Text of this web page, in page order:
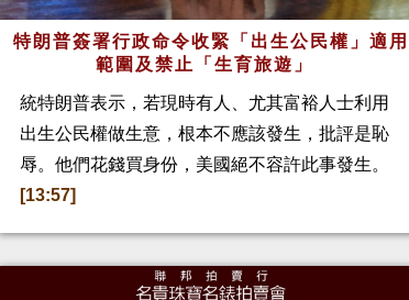
特朗普簽署行政命令收緊「出生公民權」適用
範圍及禁止「生育旅遊」
統特朗普表示，若現時有人、尤其富裕人士利用
出生公民權做生意，根本不應該發生，批評是恥
辱。他們花錢買身份，美國絕不容許此事發生。
[13:57]